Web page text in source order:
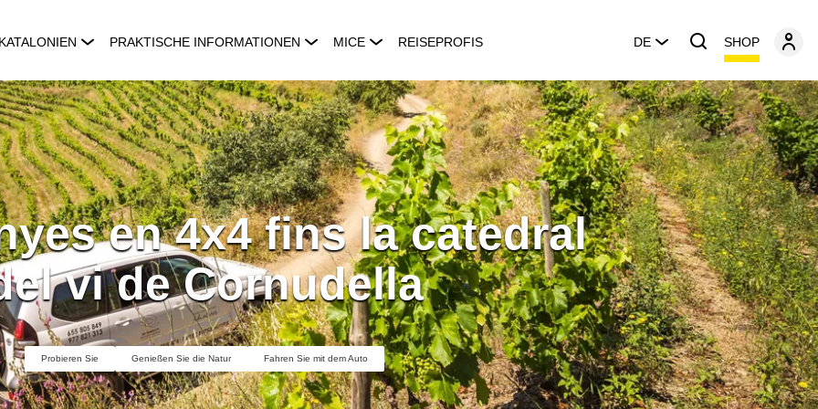
PRAKTISCHE INFORMATIONEN MICE REISEPROFIS DE SHOP
en 4x4 fins la catedral
vi de Cornudella
Probieren Sie Genießen Sie die Natur Fahren Sie mit dem Auto